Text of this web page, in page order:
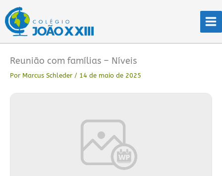
para
conteúdo
Reunião com famílias – Níveis
Por Marcus Schleder / 14 de maio de 2025